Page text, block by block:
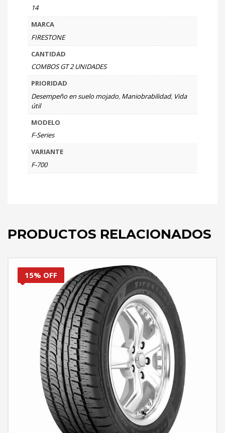
14
MARCA
FIRESTONE
CANTIDAD
COMBOS GT 2 UNIDADES
PRIORIDAD
Desempeño en suelo mojado, Maniobrabilidad, Vida
útil
MODELO
F-Series
VARIANTE
F-700
PRODUCTOS RELACIONADOS
15% OFF